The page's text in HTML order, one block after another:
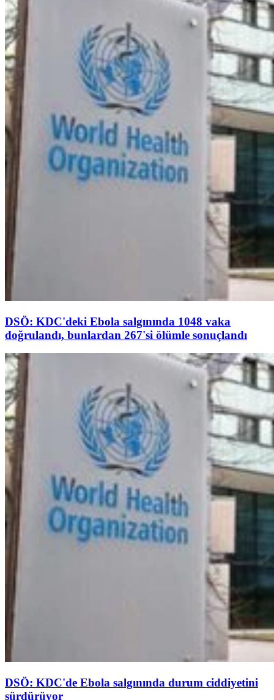
DSÖ: KDC'deki Ebola salgınında 1048 vaka
doğrulandı, bunlardan 267'si ölümle sonuçlandı
DSÖ: KDC'de Ebola salgınında durum ciddiyetini
sürdürüyor